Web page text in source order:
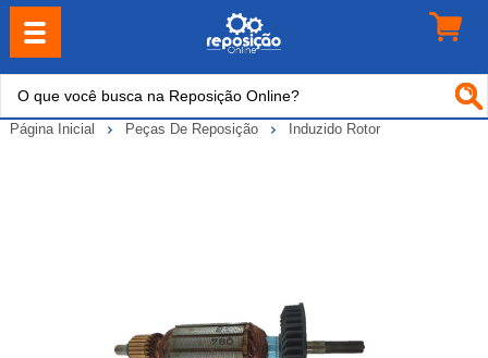
Página Inicial Peças De Reposição Induzido Rotor